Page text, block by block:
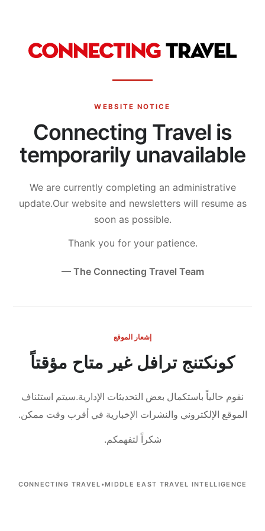
WEBSITE NOTICE
Connecting Travel is
temporarily unavailable
We are currently completing an administrative
update.Our website and newsletters will resume as
soon as possible.
Thank you for your patience.
— The Connecting Travel Team
إشعار الموقع
كونكتنج ترافل غير متاح مؤقتاً
نقوم حالياً باستكمال بعض التحديثات الإدارية.سيتم استئناف
الموقع الإلكتروني والنشرات الإخبارية في أقرب وقت ممكن.
شكراً لتفهمكم.
CONNECTING TRAVEL •MIDDLE EAST TRAVEL INTELLIGENCE